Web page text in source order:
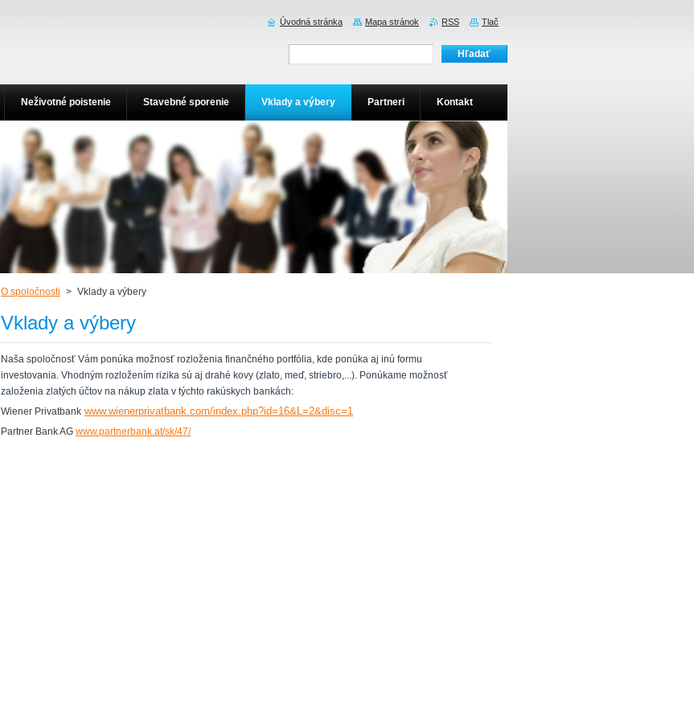
O spoločnosti > Vklady a výbery
Vklady a výbery
Naša spoločnosť Vám ponúka možnosť rozloženia finančného portfólia, kde ponúka aj inú formu
investovania. Vhodným rozložením rizika sú aj drahé kovy (zlato, meď, striebro,...). Ponúkame možnosť
založenia zlatých účtov na nákup zlata v týchto rakúskych bankách:
Wiener Privatbank www.wienerprivatbank.com/index.php?id=16&L=2&disc=1
Partner Bank AG www.partnerbank.at/sk/47/
Neživotné poistenie Stavebné sporenie Vklady a výbery Partneri Kontakt
Úvodná stránka Mapa stránok RSS Tlač